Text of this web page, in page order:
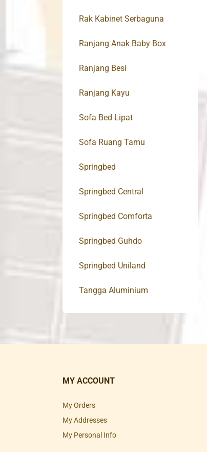
Rak Kabinet Serbaguna
Ranjang Anak Baby Box
Ranjang Besi
Ranjang Kayu
Sofa Bed Lipat
Sofa Ruang Tamu
Springbed
Springbed Central
Springbed Comforta
Springbed Guhdo
Springbed Uniland
Tangga Aluminium
MY ACCOUNT
My Orders
My Addresses
My Personal Info